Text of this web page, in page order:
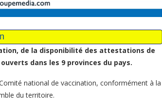
de la disponibilité des attestations de
dans les 9 provinces du pays.
national de vaccination, conformément à la
du territoire.